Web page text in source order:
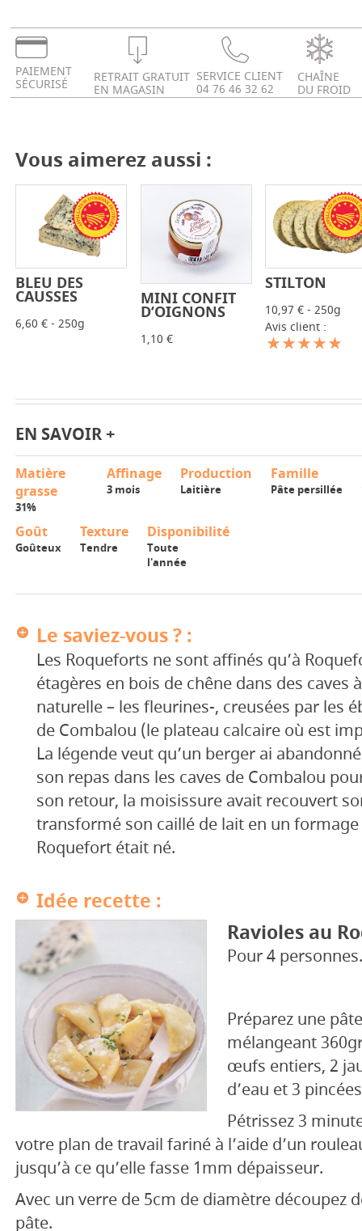
PAIEMENT
SÉCURISÉ RETRAIT GRATUIT
EN MAGASIN
SERVICE CLIENT
04 76 46 32 62
CHAÎNE
DU FROID
Vous aimerez aussi :
-
BLEU DES
CAUSSES
6,60 € - 250g
- +
MINI CONFIT
D’OIGNONS
1,10 €
-
STILTON
10,97 € - 250g
Avis client :
EN SAVOIR +
Matière
grasse
31%
Affinage
3 mois
Production
Laitière
Famille
Pâte persillée
Goût
Goûteux
Texture
Tendre
Disponibilité
Toute
l'année
Le saviez-vous ? :
Les Roqueforts ne sont affinés qu’à
étagères en bois de chêne dans des caves
naturelle – les fleurines-, creusées par les
de Combalou (le plateau calcaire où est
La légende veut qu’un berger ai
son repas dans les caves de Combalou
son retour, la moisissure avait recouvert
transformé son caillé de lait en un
Roquefort était né.
Idée recette :
Ravioles au
Pour 4 personnes.
Préparez une
mélangeant
œufs entiers, 2
d’eau et 3
Pétrissez 3
votre plan de travail fariné à l’aide d’un
jusqu’à ce qu’elle fasse 1mm dépaisseur.
Avec un verre de 5cm de diamètre découpez
pâte.